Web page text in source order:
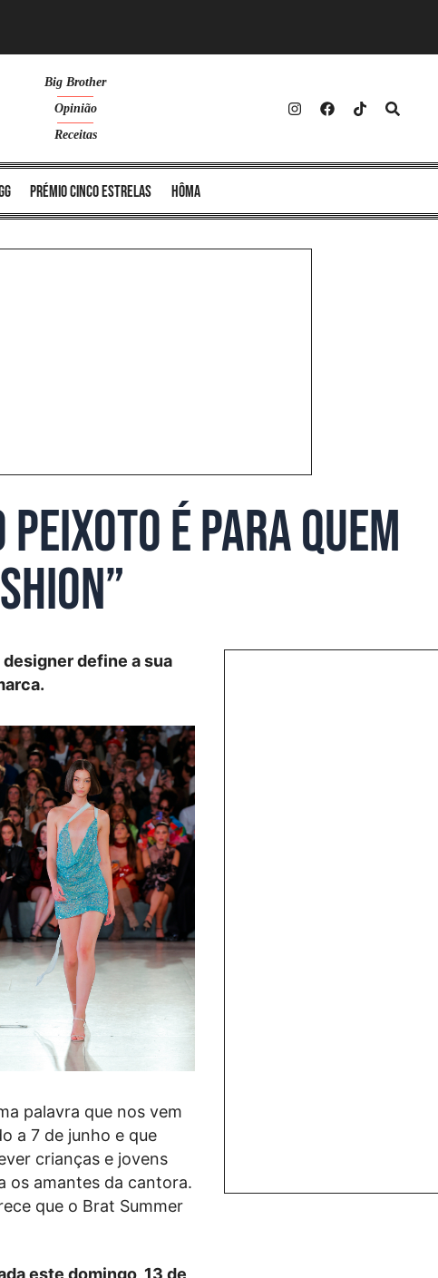
Big Brother
Opinião
Receitas
Prémio Cinco Estrelas Hôma
é para quem
define a sua
palavra que nos vem
a 7 de junho e que
crianças e jovens
os amantes da cantora.
que o Brat Summer